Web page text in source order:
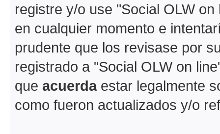
registre y/o use "Social OLW
en cualquier momento e
prudente que los revisase por
registrado a "Social OLW on
que acuerdaestar legalmente
como fueron actualizados y/o